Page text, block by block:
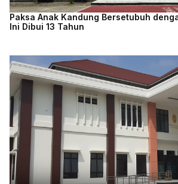
Paksa Anak Kandung Bersetubuh
Ini Dibui 13 Tahun